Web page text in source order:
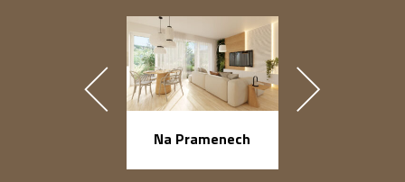
Na Pramenech